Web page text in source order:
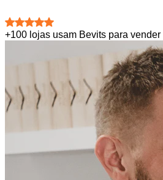
+100 lojas usam Bevits para